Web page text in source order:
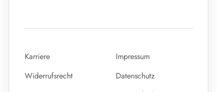
Karriere
Impressum
Widerrufsrecht
Datenschutz